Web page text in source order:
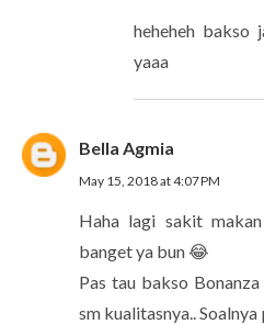
heheheh bakso
yaaa
Bella Agmia
May 15, 2018 at 4:07 PM
Haha lagi sakit
banget ya bun 😂
Pas tau bakso
sm kualitasnya..